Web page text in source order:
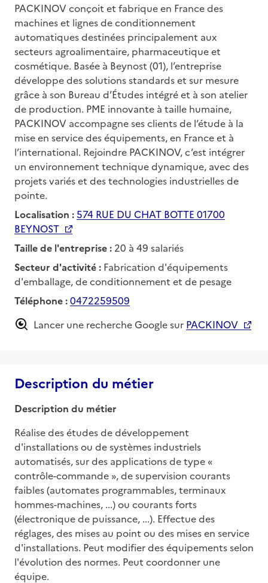
PACKINOV conçoit et fabrique en France des
machines et lignes de conditionnement
automatiques destinées principalement aux
secteurs agroalimentaire, pharmaceutique et
cosmétique. Basée à Beynost (01), l’entreprise
développe des solutions standards et sur mesure
grâce à son Bureau d’Études intégré et à son atelier
de production. PME innovante à taille humaine,
PACKINOV accompagne ses clients de l’étude à la
mise en service des équipements, en France et à
l’international. Rejoindre PACKINOV, c’est intégrer
un environnement technique dynamique, avec des
projets variés et des technologies industrielles de
pointe.
Localisation :574 RUE DU CHAT BOTTE 01700
BEYNOST
Taille de l'entreprise : 20 à 49 salariés
Secteur d'activité : Fabrication d'équipements
d'emballage, de conditionnement et de pesage
Téléphone :0472259509
Lancer une recherche Google sur PACKINOV
Description du métier
Description du métier
Réalise des études de développement
d'installations ou de systèmes industriels
automatisés, sur des applications de type «
contrôle-commande », de supervision courants
faibles (automates programmables, terminaux
hommes-machines, ...) ou courants forts
(électronique de puissance, ...). Effectue des
réglages, des mises au point ou des mises en service
d'installations. Peut modifier des équipements selon
l'évolution des normes. Peut coordonner une
équipe.